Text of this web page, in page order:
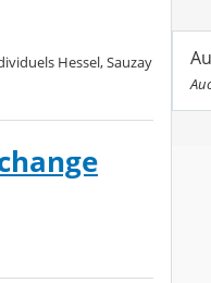
Hessel, Sauzay